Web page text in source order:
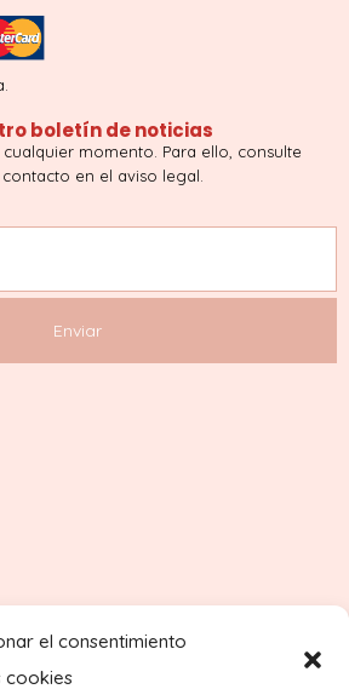
el consentimiento
cookies
boletín de noticias
momento. Para ello, consulte
en el aviso legal.